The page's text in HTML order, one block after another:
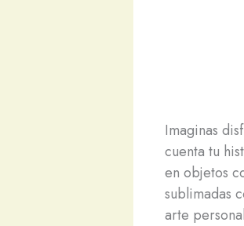
Imaginas
cuenta tu
en objetos
sublimadas
arte